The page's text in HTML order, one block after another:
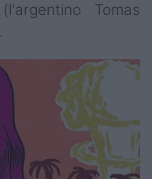
Tomas